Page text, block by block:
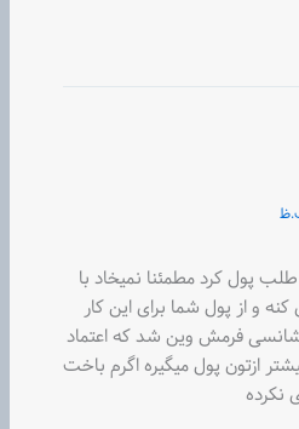
پول کرد مطمئنا نمیخاد با
و از پول شما برای این کار
شانسی فرمش وین شد که اعتماد
ازتون پول میگیره اگرم باخت
نکرده